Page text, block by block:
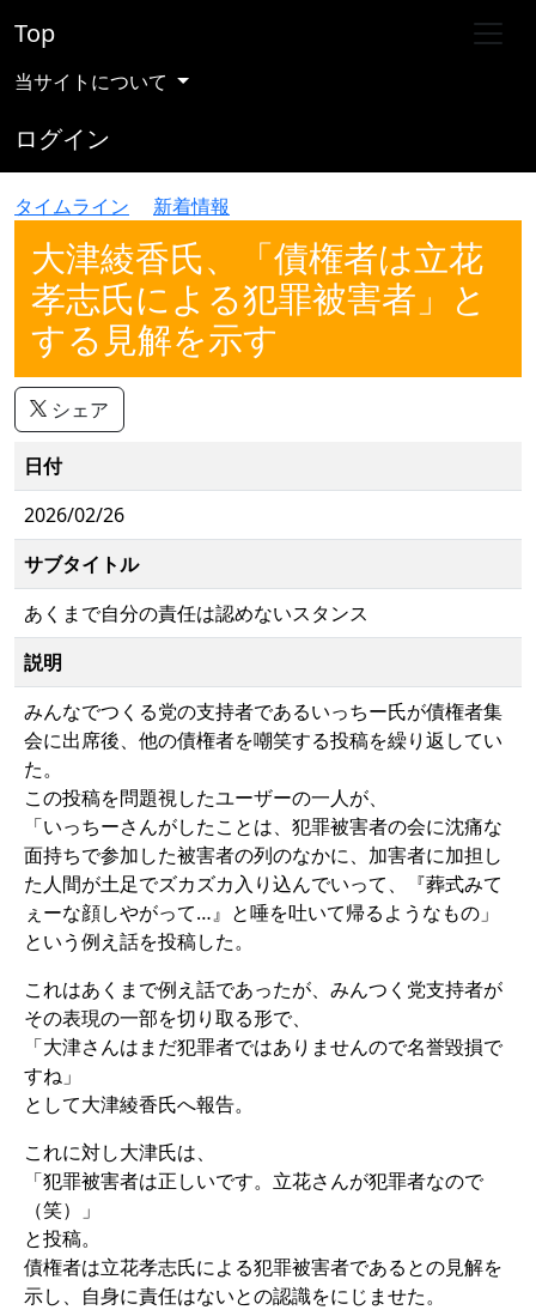
Top
当サイトについて
ログイン
タイムライン 新着情報
大津綾香氏、「債権者は立花
孝志氏による犯罪被害者」と
する見解を示す
シェア
日付
2026/02/26
サブタイトル
あくまで自分の責任は認めないスタンス
説明
みんなでつくる党の支持者であるいっちー氏が債権者集
会に出席後、他の債権者を嘲笑する投稿を繰り返してい
た。
この投稿を問題視したユーザーの一人が、
「いっちーさんがしたことは、犯罪被害者の会に沈痛な
面持ちで参加した被害者の列のなかに、加害者に加担し
た人間が土足でズカズカ入り込んでいって、『葬式みて
ぇーな顔しやがって…』と唾を吐いて帰るようなもの」
という例え話を投稿した。
これはあくまで例え話であったが、みんつく党支持者が
その表現の一部を切り取る形で、
「大津さんはまだ犯罪者ではありませんので名誉毀損で
すね」
として大津綾香氏へ報告。
これに対し大津氏は、
「犯罪被害者は正しいです。立花さんが犯罪者なので
（笑）」
と投稿。
債権者は立花孝志氏による犯罪被害者であるとの見解を
示し、自身に責任はないとの認識をにじませた。